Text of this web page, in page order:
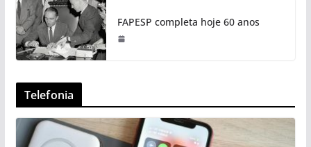
FAPESP completa hoje 60 anos
Telefonia